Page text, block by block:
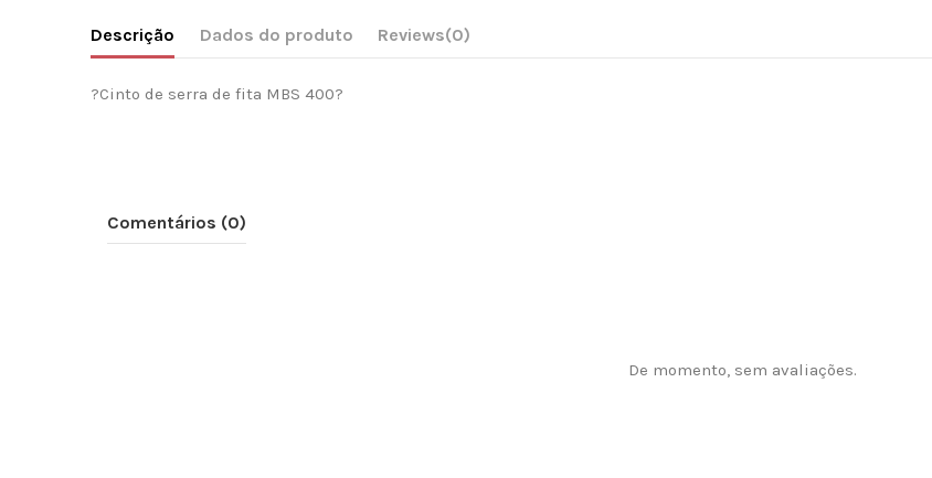
Descrição Dados do produto Reviews(0)
?Cinto de serra de fita MBS 400?
Comentários (0)
De momento, sem avaliações.